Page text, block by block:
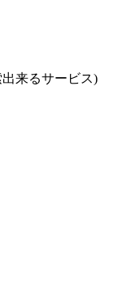
来るサービス)